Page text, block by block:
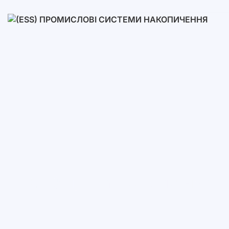
Низьковольтні